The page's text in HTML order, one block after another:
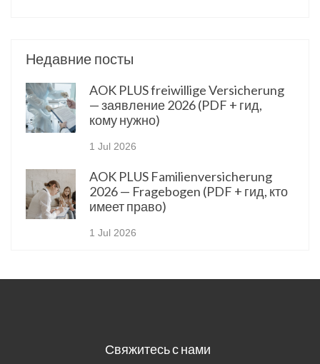
Недавние посты
AOK PLUS freiwillige Versicherung
— заявление 2026 (PDF + гид,
кому нужно)
1 Jul 2026
AOK PLUS Familienversicherung
2026 — Fragebogen (PDF + гид, кто
имеет право)
1 Jul 2026
Свяжитесь с нами